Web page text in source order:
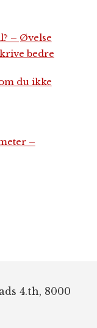
– Øvelse
bedre
du ikke
–
4.th, 8000